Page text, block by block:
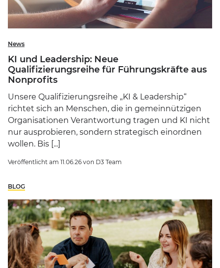
News
KI und Leadership: Neue
Qualifizierungsreihe für Führungskräfte aus
Nonprofits
Unsere Qualifizierungsreihe „KI & Leadership“
richtet sich an Menschen, die in gemeinnützigen
Organisationen Verantwortung tragen und KI nicht
nur ausprobieren, sondern strategisch einordnen
wollen. Bis [...]
Veröffentlicht am 11.06.26 von D3 Team
BLOG